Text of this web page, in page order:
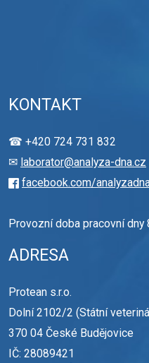
KONTAKT
☎ +420 724 731 832
✉ laborator@analyza-dna.cz
facebook.com/
Provozní doba pracovní dny
ADRESA
Protean s.r.o.
Dolní 2102/2 (Státní
370 04 České Budějovice
IČ: 28089421